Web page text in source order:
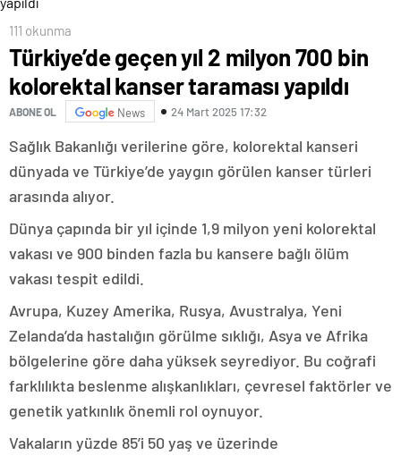
111 okunma
Türkiye’de geçen yıl 2 milyon 700 bin
kolorektal kanser taraması yapıldı
ABONE OL News 24 Mart 2025 17:32
Sağlık Bakanlığı verilerine göre, kolorektal kanseri
dünyada ve Türkiye’de yaygın görülen kanser türleri
arasında alıyor.
Dünya çapında bir yıl içinde 1,9 milyon yeni kolorektal
vakası ve 900 binden fazla bu kansere bağlı ölüm
vakası tespit edildi.
Avrupa, Kuzey Amerika, Rusya, Avustralya, Yeni
Zelanda’da hastalığın görülme sıklığı, Asya ve Afrika
bölgelerine göre daha yüksek seyrediyor. Bu coğrafi
farklılıkta beslenme alışkanlıkları, çevresel faktörler ve
genetik yatkınlık önemli rol oynuyor.
Vakaların yüzde 85’i 50 yaş ve üzerinde